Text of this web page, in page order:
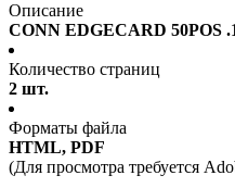
Описание
CONN EDGECARD 50POS
Количество страниц
2 шт.
Форматы файла
HTML, PDF
(Для просмотра требуется